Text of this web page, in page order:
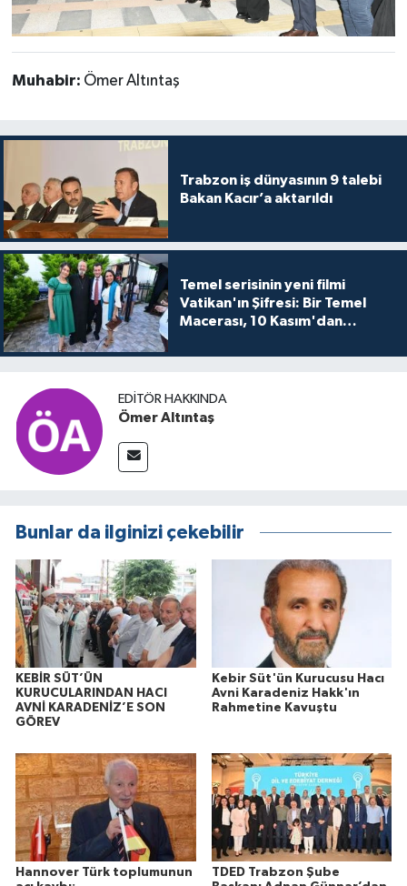
Muhabir: Ömer Altıntaş
Trabzon iş dünyasının 9 talebi
Bakan Kacır’a aktarıldı
Temel serisinin yeni filmi
Vatikan'ın Şifresi: Bir Temel
Macerası, 10 Kasım'dan
buluşuyo
EDITÖR HAKKINDA
Ömer Altıntaş
Bunlar da ilginizi çekebilir
KEBİR SÜT’ÜN
KURUCULARINDAN HACI
AVNİ KARADENİZ’E SON
GÖREV
Kebir Süt'ün Kurucusu Hacı
Avni Karadeniz Hakk'ın
Rahmetine Kavuştu
Hannover Türk toplumunun
TDED Trabzon Şube